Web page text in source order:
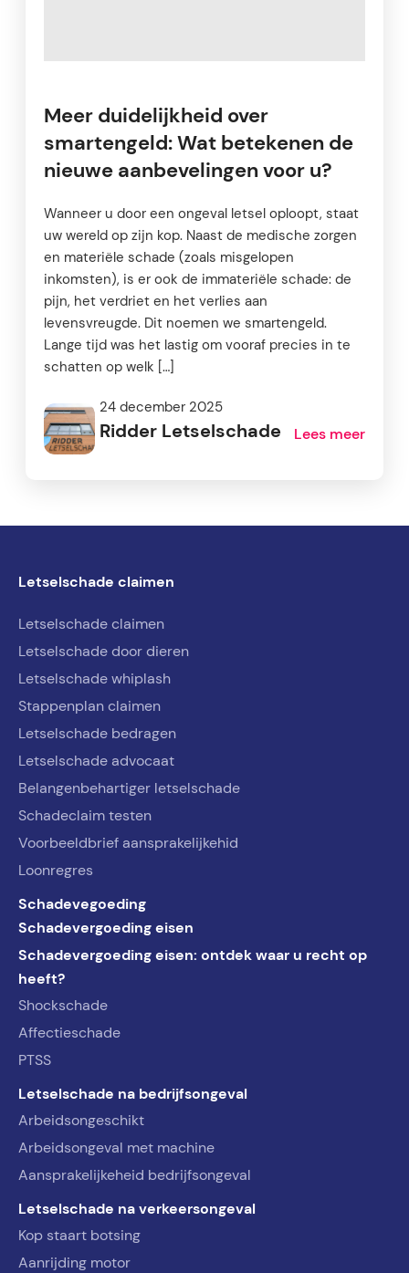
Meer duidelijkheid over
smartengeld: Wat betekenen de
nieuwe aanbevelingen voor u?
Wanneer u door een ongeval letsel oploopt, staat
uw wereld op zijn kop. Naast de medische zorgen
en materiële schade (zoals misgelopen
inkomsten), is er ook de immateriële schade: de
pijn, het verdriet en het verlies aan
levensvreugde. Dit noemen we smartengeld.
Lange tijd was het lastig om vooraf precies in te
schatten op welk […]
24 december 2025
Ridder Letselschade Lees meer
Letselschade claimen
Letselschade claimen
Letselschade door dieren
Letselschade whiplash
Stappenplan claimen
Letselschade bedragen
Letselschade advocaat
Belangenbehartiger letselschade
Schadeclaim testen
Voorbeeldbrief aansprakelijkehid
Loonregres
Schadevegoeding
Schadevergoeding eisen
Schadevergoeding eisen: ontdek waar u recht op
heeft?
Shockschade
Affectieschade
PTSS
Letselschade na bedrijfsongeval
Arbeidsongeschikt
Arbeidsongeval met machine
Aansprakelijkeheid bedrijfsongeval
Letselschade na verkeersongeval
Kop staart botsing
Aanrijding motor